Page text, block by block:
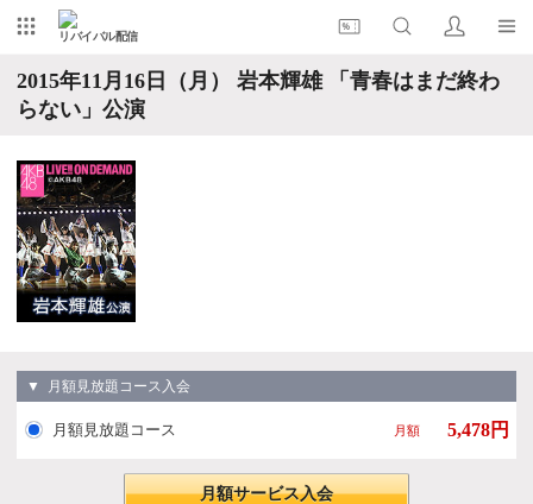
リバイバル配信
2015年11月16日（月） 岩本輝雄 「青春はまだ終わ
らない」公演
▼ 月額見放題コース入会
月額見放題コース 月額 5,478円
月額サービス入会